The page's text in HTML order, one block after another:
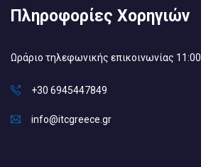
Πληροφορίες Χορηγιών
Ωράριο τηλεφωνικής επικοινωνίας
+30 6945447849
info@itcgreece.gr